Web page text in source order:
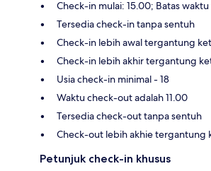
Check-in mulai: 15.00; Batas
Tersedia check-in tanpa sentuh
Check-in lebih awal tergantung
Check-in lebih akhir tergantung
Usia check-in minimal - 18
Waktu check-out adalah 11.00
Tersedia check-out tanpa sentuh
Check-out lebih akhie tergantung
Petunjuk check-in khusus